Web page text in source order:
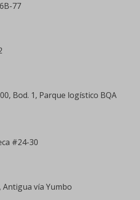
77
Bod. 1, Parque logístico BQA
#24-30
Antigua vía Yumbo